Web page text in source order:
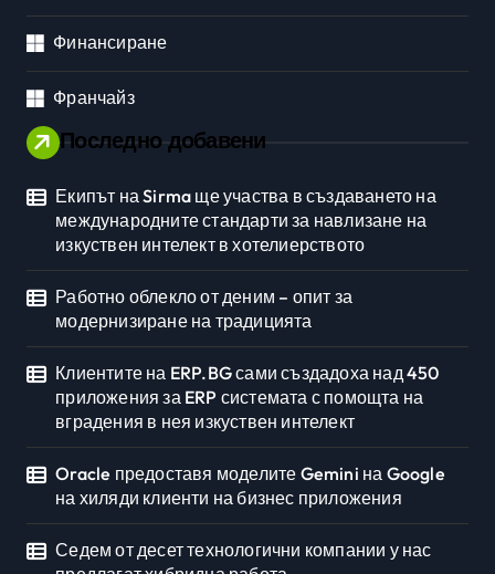
Финансиране
Франчайз
Последно добавени
Екипът на Sirma ще участва в създаването на
международните стандарти за навлизане на
изкуствен интелект в хотелиерството
Работно облекло от деним – опит за
модернизиране на традицията
Клиентите на ERP.BG сами създадоха над 450
приложения за ERP системата с помощта на
вградения в нея изкуствен интелект
Oracle предоставя моделите Gemini на Google
на хиляди клиенти на бизнес приложения
Седем от десет технологични компании у нас